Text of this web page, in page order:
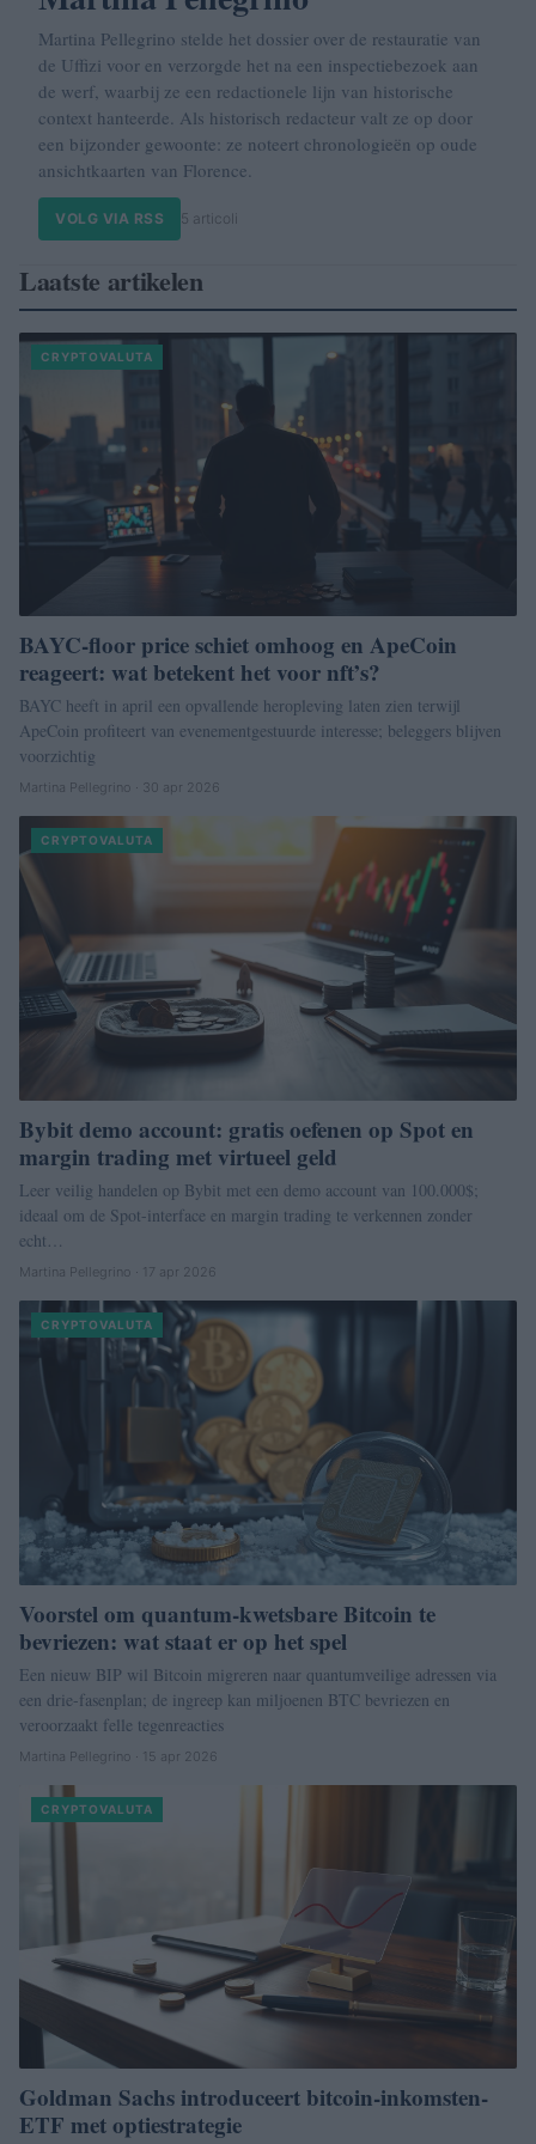
Martina Pellegrino stelde het dossier over de restauratie van
de Uffizi voor en verzorgde het na een inspectiebezoek aan
de werf, waarbij ze een redactionele lijn van historische
context hanteerde. Als historisch redacteur valt ze op door
een bijzonder gewoonte: ze noteert chronologieën op oude
ansichtkaarten van Florence.
VOLG VIA RSS 5 articoli
Laatste artikelen
CRYPTOVALUTA
BAYC-floor price schiet omhoog en ApeCoin
reageert: wat betekent het voor nft’s?
BAYC heeft in april een opvallende heropleving laten zien terwijl
ApeCoin profiteert van evenementgestuurde interesse; beleggers blijven
voorzichtig
Martina Pellegrino · 30 apr 2026
CRYPTOVALUTA
Bybit demo account: gratis oefenen op Spot en
margin trading met virtueel geld
Leer veilig handelen op Bybit met een demo account van 100.000$;
ideaal om de Spot-interface en margin trading te verkennen zonder
echt…
Martina Pellegrino · 17 apr 2026
CRYPTOVALUTA
Voorstel om quantum-kwetsbare Bitcoin te
bevriezen: wat staat er op het spel
Een nieuw BIP wil Bitcoin migreren naar quantumveilige adressen via
een drie-fasenplan; de ingreep kan miljoenen BTC bevriezen en
veroorzaakt felle tegenreacties
Martina Pellegrino · 15 apr 2026
CRYPTOVALUTA
Goldman Sachs introduceert bitcoin-inkomsten-
ETF met optiestrategie